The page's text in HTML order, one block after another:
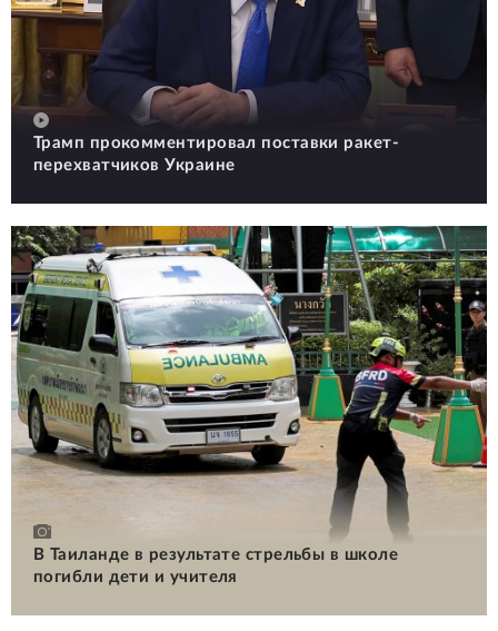
Трамп прокомментировал поставки ракет-
перехватчиков Украине
В Таиланде в результате стрельбы в школе
погибли дети и учителя